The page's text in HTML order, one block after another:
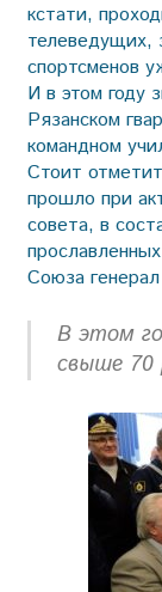
кстати,
телеведущих,
спортсменов
И в этом году
Рязанском
командном
Стоит
прошло при
совета, в
Союза
В этом
свыше 70